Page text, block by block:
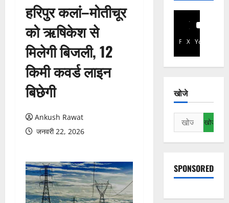
हरिपुर कलां–मोतीचूर
को ऋषिकेश से
मिलेगी बिजली, 12
किमी कवर्ड लाइन
बिछेगी
Ankush Rawat
जनवरी 22, 2026
Facebook
X YouTube
खोजे
निम्न
को
खोजें:
SPONSORED